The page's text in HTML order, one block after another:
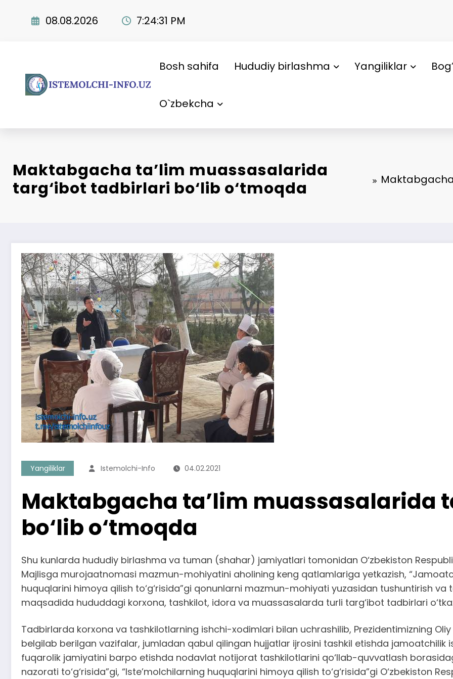
08.08.2026 7:24:32 PM
Bosh sahifa Hududiy birlashma Yangiliklar
O`zbekcha
Maktabgacha ta’lim muassasalarida
targ‘ibot tadbirlari bo‘lib o‘tmoqda
Yangiliklar Istemolchi-Info 04.02.2021
Maktabgacha ta’lim muassasalarida
bo‘lib o‘tmoqda
Shu kunlarda hududiy birlashma va tuman (shahar) jamiyatlari tomonidan O‘zbekiston
Majlisga murojaatnomasi mazmun-mohiyatini aholining keng qatlamlariga yetkazish,
huquqlarini himoya qilish to‘g‘risida”gi qonunlarni mazmun-mohiyati yuzasidan tushuntirish va
maqsadida hududdagi korxona, tashkilot, idora va muassasalarda turli targ‘ibot tadbirlari
Tadbirlarda korxona va tashkilotlarning ishchi-xodimlari bilan uchrashilib, Prezidentimizning
belgilab berilgan vazifalar, jumladan qabul qilingan hujjatlar ijrosini tashkil etishda jamoatchilik
fuqarolik jamiyatini barpo etishda nodavlat notijorat tashkilotlarini qo‘llab-quvvatlash
nazorati to‘g‘risida”gi, “Iste’molchilarning huquqlarini himoya qilish to‘g‘risida”gi O‘zbekiston